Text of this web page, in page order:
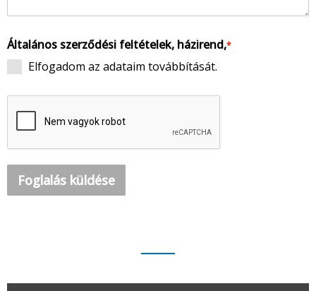
Általános szerződési feltételek, házirend,*
Elfogadom az adataim továbbítását.
Foglalás küldése